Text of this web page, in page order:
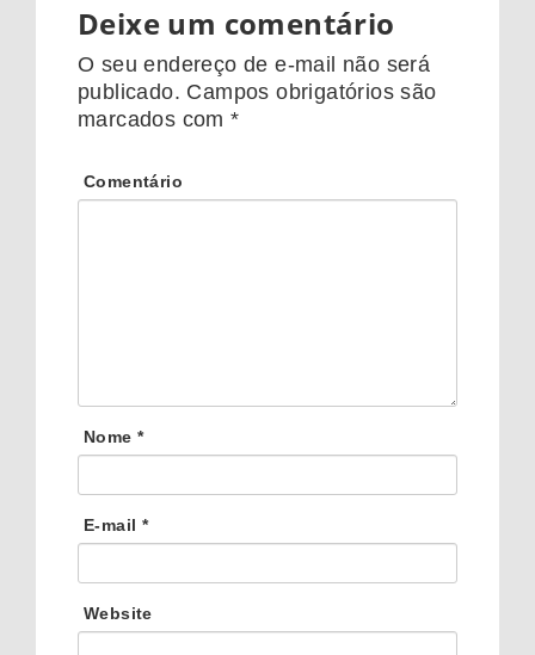
Deixe um comentário
O seu endereço de e-mail não será
publicado. Campos obrigatórios são
marcados com*
Comentário
Nome *
E-mail *
Website